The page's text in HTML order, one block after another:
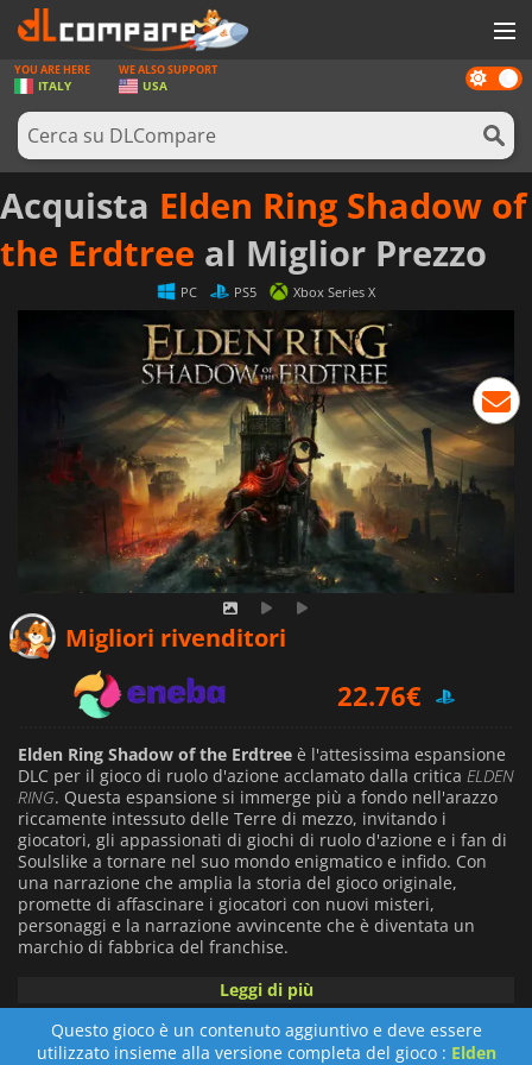
GIOCHI
PREPAGATE
SOFTWARE
REWARDS
HARDWARE
ACCEDI O REGISTRATI
Dark
mode
YOU ARE HERE
ITALY
WE ALSO SUPPORT
USA
Acquista Elden Ring Shadow of
the Erdtree al Miglior Prezzo
PC PS5 Xbox Series X
Migliori rivenditori
22.76€
31.49€
Elden Ring Shadow of the Erdtree è l'attesissima espansione
DLC per il gioco di ruolo d'azione acclamato dalla critica ELDEN
RING. Questa espansione si immerge più a fondo nell'arazzo
riccamente intessuto delle Terre di mezzo, invitando i
giocatori, gli appassionati di giochi di ruolo d'azione e i fan di
Soulslike a tornare nel suo mondo enigmatico e infido. Con
una narrazione che amplia la storia del gioco originale,
promette di affascinare i giocatori con nuovi misteri,
personaggi e la narrazione avvincente che è diventata un
marchio di fabbrica del franchise.
Elden Ring Shadow of the Erdtree
solide fondamenta del suo predecessore, offrendo ai giocatori
un'esperienza ancora più coinvolgente grazie a meccaniche
migliorate, nuove abilità, armi e magie. Sia i veterani che i
Leggi di più
Questo gioco è un contenuto aggiuntivo e deve essere
utilizzato insieme alla versione completa del gioco : Elden